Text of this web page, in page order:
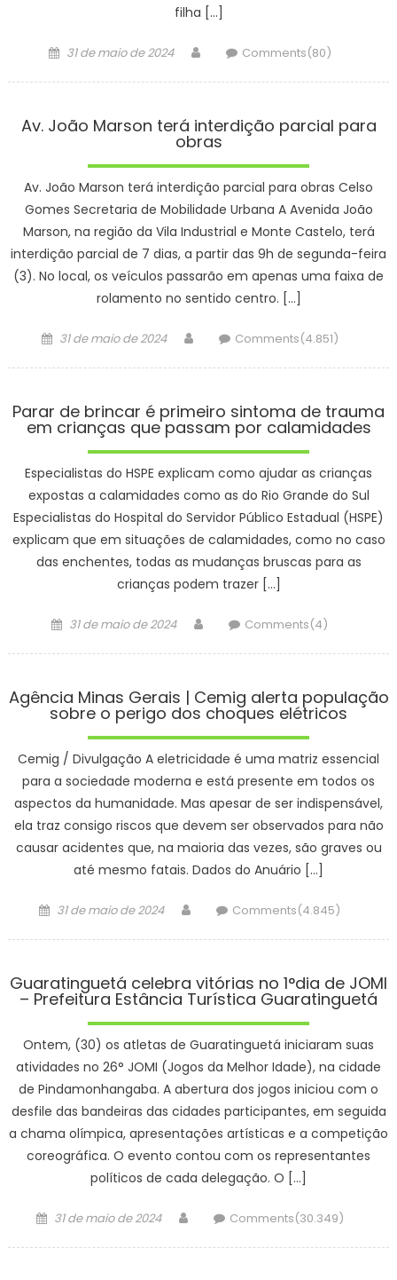
filha […]
Posted
31 de maio de 2024 AuthorComments(80)
Av. João Marson terá interdição parcial para
obras
Av. João Marson terá interdição parcial para obras Celso
Gomes Secretaria de Mobilidade Urbana A Avenida João
Marson, na região da Vila Industrial e Monte Castelo, terá
interdição parcial de 7 dias, a partir das 9h de segunda-feira
(3). No local, os veículos passarão em apenas uma faixa de
rolamento no sentido centro. […]
Posted
31 de maio de 2024 AuthorComments(4.851)
Parar de brincar é primeiro sintoma de trauma
em crianças que passam por calamidades
Especialistas do HSPE explicam como ajudar as crianças
expostas a calamidades como as do Rio Grande do Sul
Especialistas do Hospital do Servidor Público Estadual (HSPE)
explicam que em situações de calamidades, como no caso
das enchentes, todas as mudanças bruscas para as
crianças podem trazer […]
Posted
31 de maio de 2024 AuthorComments(4)
Agência Minas Gerais | Cemig alerta população
sobre o perigo dos choques elétricos
Cemig / Divulgação A eletricidade é uma matriz essencial
para a sociedade moderna e está presente em todos os
aspectos da humanidade. Mas apesar de ser indispensável,
ela traz consigo riscos que devem ser observados para não
causar acidentes que, na maioria das vezes, são graves ou
até mesmo fatais. Dados do Anuário […]
Posted
31 de maio de 2024 AuthorComments(4.845)
Guaratinguetá celebra vitórias no 1°dia de JOMI
– Prefeitura Estância Turística Guaratinguetá
Ontem, (30) os atletas de Guaratinguetá iniciaram suas
atividades no 26° JOMI (Jogos da Melhor Idade), na cidade
de Pindamonhangaba. A abertura dos jogos iniciou com o
desfile das bandeiras das cidades participantes, em seguida
a chama olímpica, apresentações artísticas e a competição
coreográfica. O evento contou com os representantes
políticos de cada delegação. O […]
Posted
31 de maio de 2024 AuthorComments(30.349)